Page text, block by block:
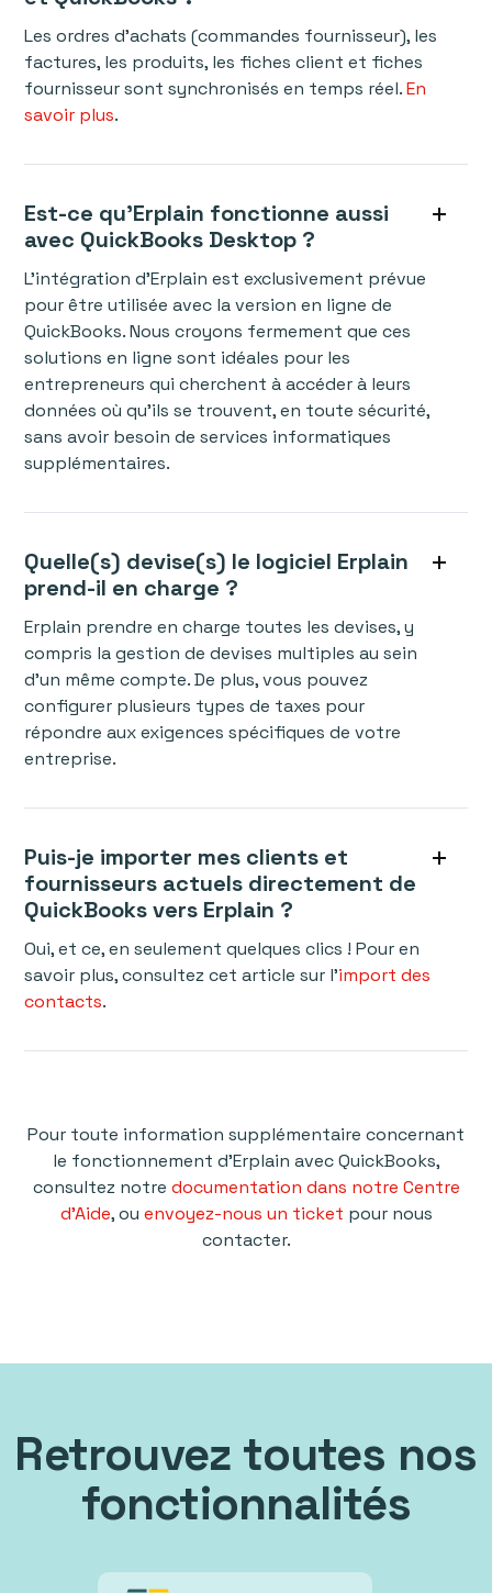
Les ordres d'achats (commandes fournisseur), les
factures, les produits, les fiches client et fiches
fournisseur sont synchronisés en temps réel.En
savoir plus.
Est-ce qu'Erplain fonctionne aussi
avec QuickBooks Desktop ?
L'intégration d'Erplain est exclusivement prévue
pour être utilisée avec la version en ligne de
QuickBooks. Nous croyons fermement que ces
solutions en ligne sont idéales pour les
entrepreneurs qui cherchent à accéder à leurs
données où qu'ils se trouvent, en toute sécurité,
sans avoir besoin de services informatiques
supplémentaires.
Quelle(s) devise(s) le logiciel Erplain
prend-il en charge ?
Erplain prendre en charge toutes les devises, y
compris la gestion de devises multiples au sein
d'un même compte. De plus, vous pouvez
configurer plusieurs types de taxes pour
répondre aux exigences spécifiques de votre
entreprise.
Puis-je importer mes clients et
fournisseurs actuels directement de
QuickBooks vers Erplain ?
Oui, et ce, en seulement quelques clics ! Pour en
savoir plus, consultez cet article sur l'import des
contacts.
Pour toute information supplémentaire concernant
le fonctionnement d'Erplain avec QuickBooks,
consultez notre documentation dans notre Centre
d'Aide, ou envoyez-nous un ticket pour nous
contacter.
Retrouvez toutes nos
fonctionnalités